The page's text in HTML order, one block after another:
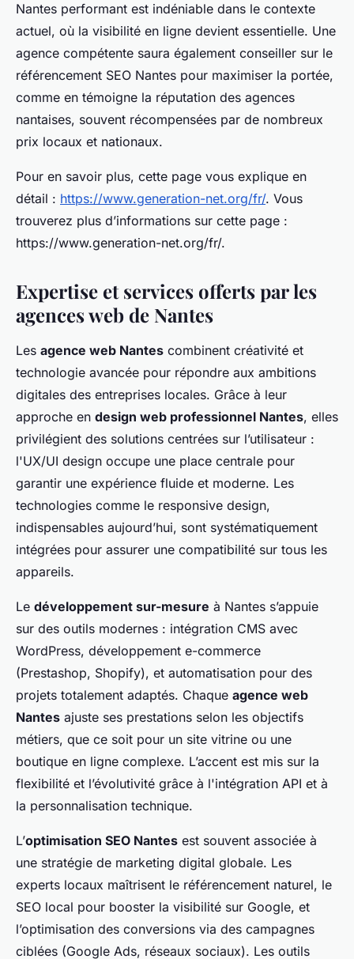
Nantes performant est indéniable dans le contexte
actuel, où la visibilité en ligne devient essentielle. Une
agence compétente saura également conseiller sur le
référencement SEO Nantes pour maximiser la portée,
comme en témoigne la réputation des agences
nantaises, souvent récompensées par de nombreux
prix locaux et nationaux.
Pour en savoir plus, cette page vous explique en
détail : https://www.generation-net.org/fr/. Vous
trouverez plus d’informations sur cette page :
https://www.generation-net.org/fr/.
Expertise et services offerts par les
agences web de Nantes
Les agence web Nantes combinent créativité et
technologie avancée pour répondre aux ambitions
digitales des entreprises locales. Grâce à leur
approche en design web professionnel Nantes, elles
privilégient des solutions centrées sur l’utilisateur :
l'UX/UI design occupe une place centrale pour
garantir une expérience fluide et moderne. Les
technologies comme le responsive design,
indispensables aujourd’hui, sont systématiquement
intégrées pour assurer une compatibilité sur tous les
appareils.
Le développement sur-mesure à Nantes s’appuie
sur des outils modernes : intégration CMS avec
WordPress, développement e-commerce
(Prestashop, Shopify), et automatisation pour des
projets totalement adaptés. Chaque agence web
Nantes ajuste ses prestations selon les objectifs
métiers, que ce soit pour un site vitrine ou une
boutique en ligne complexe. L’accent est mis sur la
flexibilité et l’évolutivité grâce à l'intégration API et à
la personnalisation technique.
L’optimisation SEO Nantes est souvent associée à
une stratégie de marketing digital globale. Les
experts locaux maîtrisent le référencement naturel, le
SEO local pour booster la visibilité sur Google, et
l’optimisation des conversions via des campagnes
ciblées (Google Ads, réseaux sociaux). Les outils